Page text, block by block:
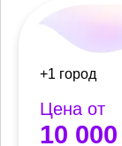
+1 город
Цена от
10 000